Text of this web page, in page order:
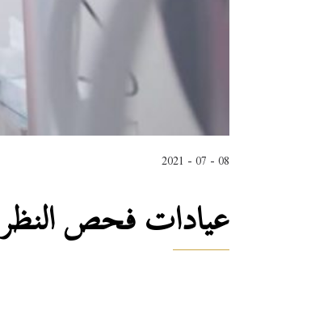
08 - 07 - 2021
عيادات فحص النظر